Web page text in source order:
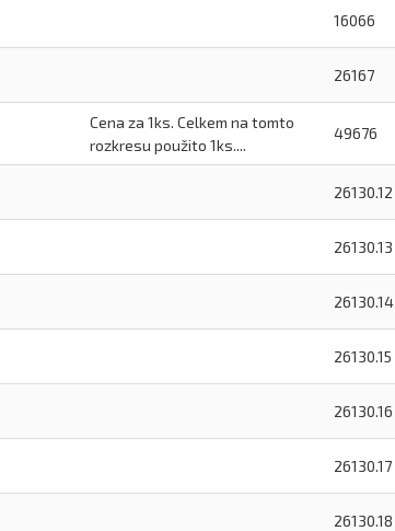
16066
26167
Cena za 1ks. Celkem na tomto
rozkresu použito 1ks....
49676
26130.12
26130.13
26130.14
26130.15
26130.16
26130.17
26130.18